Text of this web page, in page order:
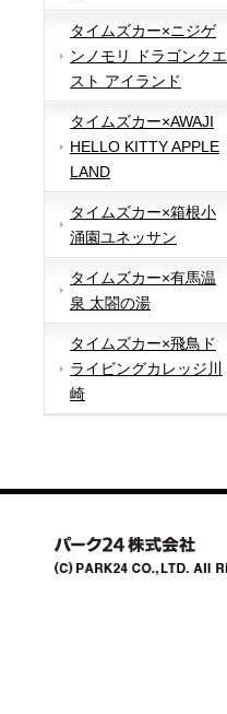
タイムズカー×ニジゲ
ンノモリ ドラゴンクエ
スト アイランド
タイムズカー×AWAJI
HELLO KITTY APPLE
LAND
タイムズカー×箱根小
涌園ユネッサン
タイムズカー×有馬温
泉 太閤の湯
タイムズカー×飛鳥ド
ライビングカレッジ川
崎